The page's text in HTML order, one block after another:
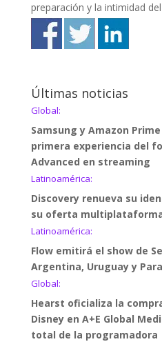
preparación y la intimidad
Últimas noticias
Global:
Samsung y Amazon
primera experiencia del
Advanced en streaming
Latinoamérica:
Discovery renueva su
su oferta
Latinoamérica:
Flow emitirá el show de
Argentina, Uruguay y
Global:
Hearst oficializa la
Disney en A+E Global
total de la programadora